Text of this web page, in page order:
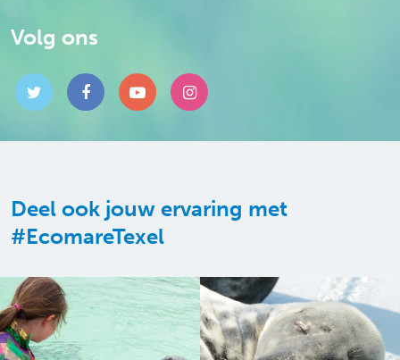
Volg ons
Deel ook jouw ervaring met
#EcomareTexel